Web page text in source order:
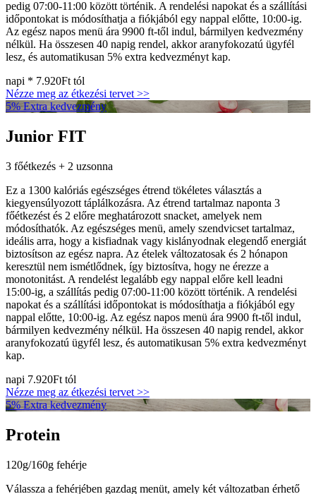
pedig 07:00-11:00 között történik. A rendelési napokat és a szállítási
időpontokat is módosíthatja a fiókjából egy nappal előtte, 10:00-ig.
Az egész napos menü ára 9900 ft-től indul, bármilyen kedvezmény
nélkül. Ha összesen 40 napig rendel, akkor aranyfokozatú ügyfél
lesz, és automatikusan 5% extra kedvezményt kap.
napi * 7.920Ft tól
Nézze meg az étkezési tervet >>
5% Extra kedvezmény
Junior FIT
3 főétkezés + 2 uzsonna
Ez a 1300 kalóriás egészséges étrend tökéletes választás a
kiegyensúlyozott táplálkozásra. Az étrend tartalmaz naponta 3
főétkezést és 2 előre meghatározott snacket, amelyek nem
módosíthatók. Az egészséges menü, amely szendvicset tartalmaz,
ideális arra, hogy a kisfiadnak vagy kislányodnak elegendő energiát
biztosítson az egész napra. Az ételek változatosak és 2 hónapon
keresztül nem ismétlődnek, így biztosítva, hogy ne érezze a
monotonitást. A rendelést legalább egy nappal előre kell leadni
15:00-ig, a szállítás pedig 07:00-11:00 között történik. A rendelési
napokat és a szállítási időpontokat is módosíthatja a fiókjából egy
nappal előtte, 10:00-ig. Az egész napos menü ára 9900 ft-től indul,
bármilyen kedvezmény nélkül. Ha összesen 40 napig rendel, akkor
aranyfokozatú ügyfél lesz, és automatikusan 5% extra kedvezményt
kap.
napi 7.920Ft tól
Nézze meg az étkezési tervet >>
5% Extra kedvezmény
Protein
120g/160g fehérje
Válassza a fehérjében gazdag menüt, amely két változatban érhető